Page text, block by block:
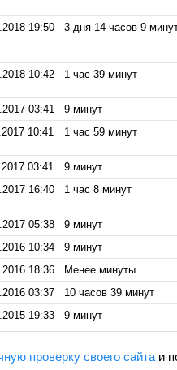
19:50
3 дня 14 часов 9
10:42
1 час 39 минут
03:41
9 минут
10:41
1 час 59 минут
03:41
9 минут
16:40
1 час 8 минут
05:38
9 минут
10:34
9 минут
18:36
Менее минуты
03:37
10 часов 39 минут
19:33
9 минут
проверку своего сайта и